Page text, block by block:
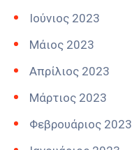
Ιούνιος 2023
Μάιος 2023
Απρίλιος 2023
Μάρτιος 2023
Φεβρουάριος 2023